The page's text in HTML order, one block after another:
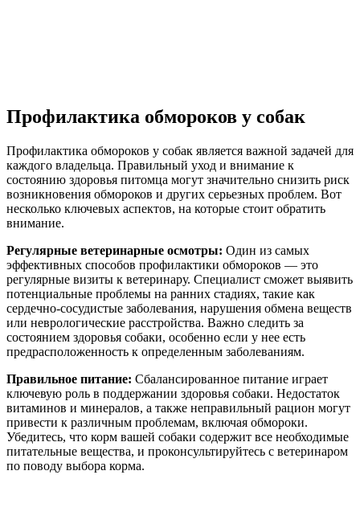
Профилактика обмороков у собак
Профилактика обмороков у собак является важной задачей для
каждого владельца. Правильный уход и внимание к
состоянию здоровья питомца могут значительно снизить риск
возникновения обмороков и других серьезных проблем. Вот
несколько ключевых аспектов, на которые стоит обратить
внимание.
Регулярные ветеринарные осмотры: Один из самых
эффективных способов профилактики обмороков — это
регулярные визиты к ветеринару. Специалист сможет выявить
потенциальные проблемы на ранних стадиях, такие как
сердечно-сосудистые заболевания, нарушения обмена веществ
или неврологические расстройства. Важно следить за
состоянием здоровья собаки, особенно если у нее есть
предрасположенность к определенным заболеваниям.
Правильное питание: Сбалансированное питание играет
ключевую роль в поддержании здоровья собаки. Недостаток
витаминов и минералов, а также неправильный рацион могут
привести к различным проблемам, включая обмороки.
Убедитесь, что корм вашей собаки содержит все необходимые
питательные вещества, и проконсультируйтесь с ветеринаром
по поводу выбора корма.